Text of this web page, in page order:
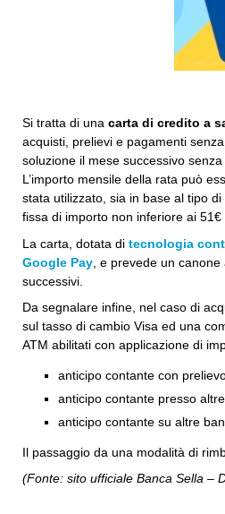
Si tratta di una carta di credito a
acquisti, prelievi e pagamenti
soluzione il mese successivo
L’importo mensile della rata può
stata utilizzato, sia in base al tipo
fissa di importo non inferiore ai 51€
La carta, dotata di tecnologia
Google Pay , e prevede un
successivi.
Da segnalare infine, nel caso di
sul tasso di cambio Visa ed una
ATM abilitati con applicazione di
anticipo contante con
anticipo contante presso
anticipo contante su altre
Il passaggio da una modalità di
(Fonte: sito ufficiale Banca Sella –